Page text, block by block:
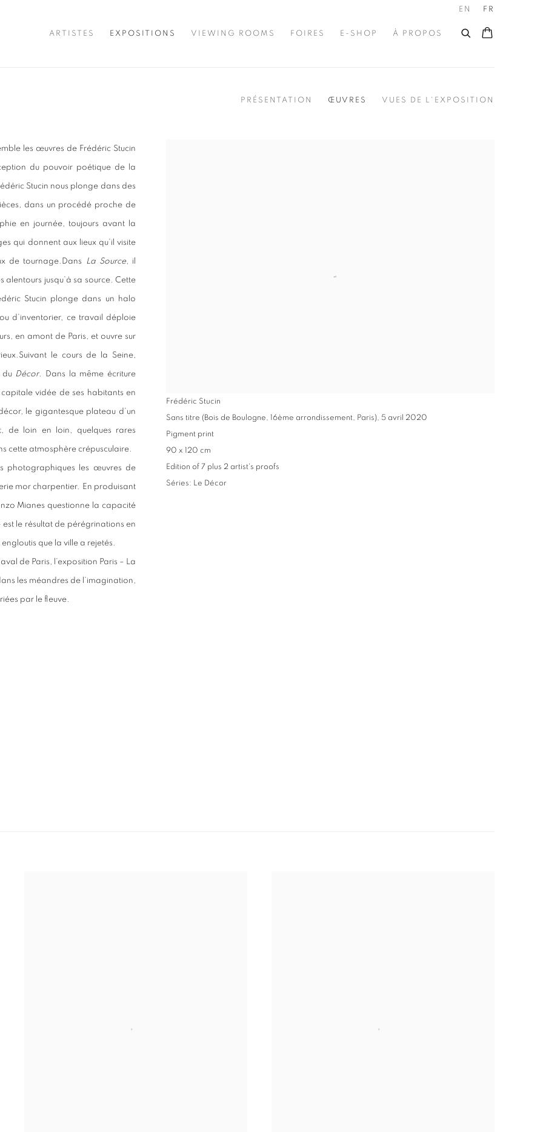
ARTISTES EXPOSITIONS VIEWING ROOMS FOIRES E-SHOP À PROPOS
EN FR
PRÉSENTATION ŒUVRES VUES DE L'EXPOSITION
Frédéric Stucin
Sans titre (Bois de Boulogne, 16ème arrondissement, Paris), 5 avril 2020
Pigment print
90 x 120 cm
Edition of 7 plus 2 artist's proofs
Séries: Le Décor
les œuvres de Frédéric Stucin
du pouvoir poétique de la
Stucin nous plonge dans des
dans un procédé proche de
en journée, toujours avant la
qui donnent aux lieux qu’il visite
de tournage.Dans La Source, il
jusqu’à sa source. Cette
Stucin plonge dans un halo
d’inventorier, ce travail déploie
en amont de Paris, et ouvre sur
le cours de la Seine,
du Décor. Dans la même écriture
vidée de ses habitants en
le gigantesque plateau d’un
de loin en loin, quelques rares
cette atmosphère crépusculaire.
photographiques les œuvres de
mor charpentier. En produisant
Mianes questionne la capacité
le résultat de pérégrinations en
que la ville a rejetés.
de Paris, l’exposition Paris – La
les méandres de l’imagination,
par le fleuve.